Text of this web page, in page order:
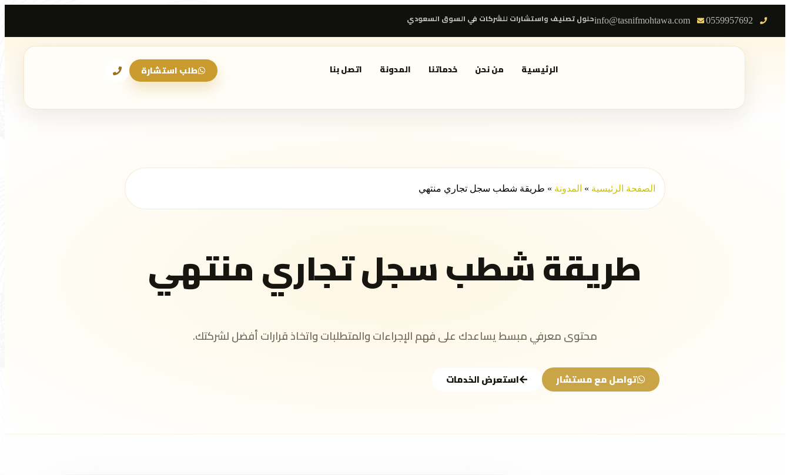
0559957692
info@tasnifmohtawa.comحلول تصنيف واستشارات للشركات في السوق السعودي
الرئيسية من نحن خدماتنا المدونة اتصل بنا طلب استشارة
الصفحة الرئيسية » المدونة » طريقة شطب سجل تجاري منتهي
طريقة شطب سجل تجاري منتهي
محتوى معرفي مبسط يساعدك على فهم الإجراءات والمتطلبات واتخاذ قرارات أفضل لشركتك.
تواصل مع مستشار استعرض الخدمات